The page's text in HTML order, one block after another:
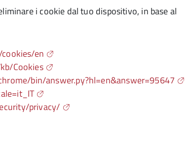
i cookie dal tuo dispositivo, in base al
en
Cookies
bin/answer.py?hl=en&answer=95647
privacy/